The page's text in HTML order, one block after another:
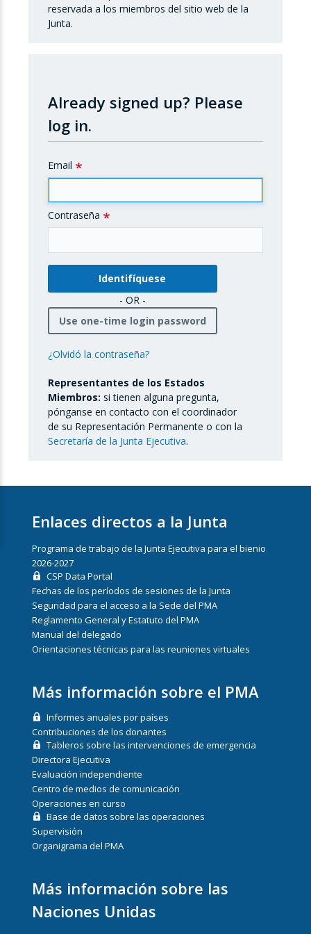
reservada a los miembros del sitio web de la
Junta.
Already signed up? Please
log in.
Email
Contraseña
- OR -
Use one-time login password
¿Olvidó la contraseña?
Representantes de los Estados
Miembros: si tienen alguna pregunta,
pónganse en contacto con el coordinador
de su Representación Permanente o con la
Secretaría de la Junta Ejecutiva.
Enlaces directos a la Junta
Programa de trabajo de la Junta Ejecutiva para el bienio
2026-2027
CSP Data Portal
Fechas de los períodos de sesiones de la Junta
Seguridad para el acceso a la Sede del PMA
Reglamento General y Estatuto del PMA
Manual del delegado
Orientaciones técnicas para las reuniones virtuales
Más información sobre el PMA
Informes anuales por países
Contribuciones de los donantes
Tableros sobre las intervenciones de emergencia
Directora Ejecutiva
Evaluación independiente
Centro de medios de comunicación
Operaciones en curso
Base de datos sobre las operaciones
Supervisión
Organigrama del PMA
Más información sobre las
Naciones Unidas